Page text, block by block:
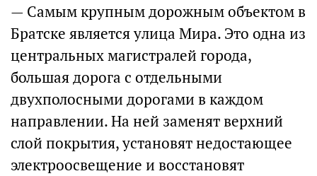
— Самым крупным дорожным объектом в
Братске является улица Мира. Это одна из
центральных магистралей города,
большая дорога с отдельными
двухполосными дорогами в каждом
направлении. На ней заменят верхний
слой покрытия, установят недостающее
электроосвещение и восстановят